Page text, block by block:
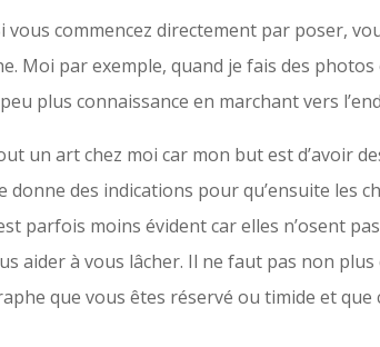
commencez directement par poser,
Moi par exemple, quand je fais des
plus connaissance en marchant vers
un art chez moi car mon but est d’avoir
des indications pour qu’ensuite les
parfois moins évident car elles n’osent
aider à vous lâcher. Il ne faut pas non
que vous êtes réservé ou timide et que